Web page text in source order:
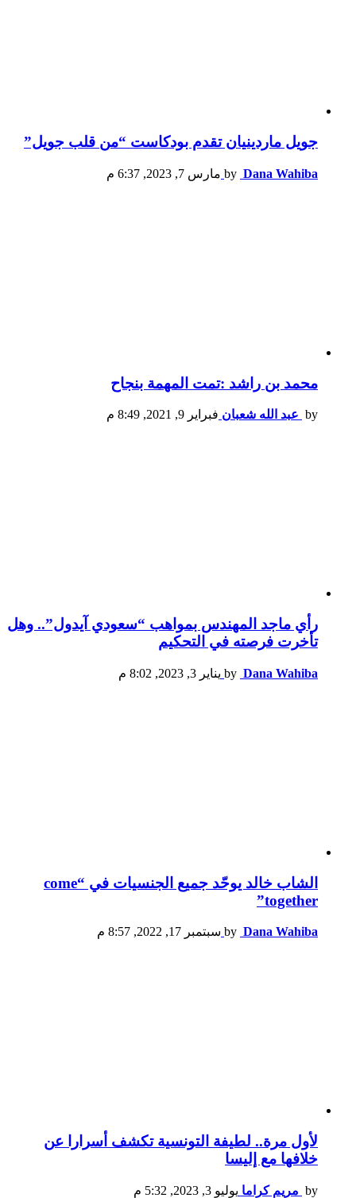
جويل ماردينيان تقدم بودكاست “من قلب جويل”
by Dana Wahiba مارس 7, 2023, 6:37 م
محمد بن راشد :تمت المهمة بنجاح
by عبد الله شعبان فبراير 9, 2021, 8:49 م
رأي ماجد المهندس بمواهب “سعودي آيدول”.. وهل
تأخرت فرصته في التحكيم
by Dana Wahiba يناير 3, 2023, 8:02 م
الشاب خالد يوحّد جميع الجنسيات في “come
together”
by Dana Wahiba سبتمبر 17, 2022, 8:57 م
لأول مرة.. لطيفة التونسية تكشف أسرارا عن
خلافها مع إليسا
by مريم كراما يوليو 3, 2023, 5:32 م